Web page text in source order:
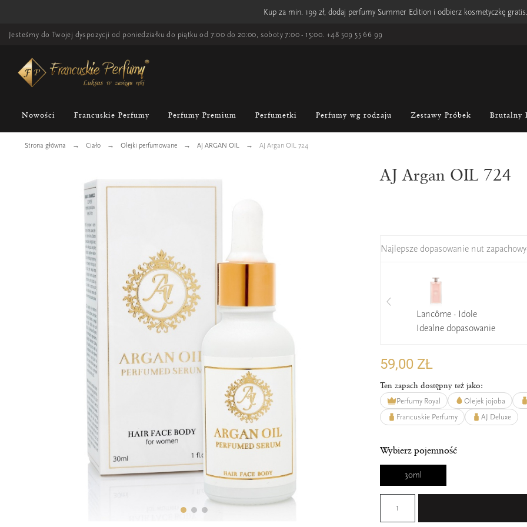
Kup za min. 199 zł, dodaj perfumy Summer Edition i odbierz kosmetyczkę gratis.
Jesteśmy do Twojej dyspozycji od poniedziałku do piątku od 7:00 do 20:00, soboty 7:00 - 15:00. +48 509 55 66 99
Nowości Francuskie Perfumy Perfumy Premium Perfumetki Perfumy wg rodzaju Zestawy Próbek Brutalny
Strona główna Ciało Olejki perfumowane AJ ARGAN OIL AJ Argan OIL 724
AJ Argan OIL 724
Najlepsze dopasowanie nut
Lancôme - Idole
Idealne dopasowanie
59,00 ZŁ
Ten zapach dostępny też jako:
Perfumy Royal Olejek jojoba
Francuskie Perfumy
AJ Deluxe
Wybierz pojemność
30ml